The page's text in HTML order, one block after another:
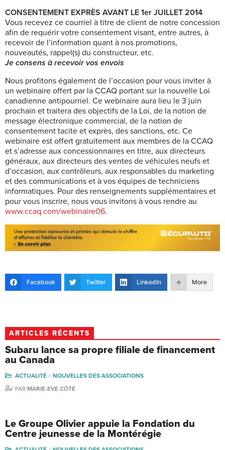
CONSENTEMENT EXPRÈS AVANT LE 1er JUILLET 2014
Vous recevez ce courriel à titre de client de notre concession
afin de requérir votre consentement visant, entre autres, à
recevoir de l’information quant à nos promotions,
nouveautés, rappel(s) du constructeur, etc.
Je consens à recevoir vos envois
Nous profitons également de l’occasion pour vous inviter à
un webinaire offert par la CCAQ portant sur la nouvelle Loi
canadienne antipourriel. Ce webinaire aura lieu le 3 juin
prochain et traitera des objectifs de la Loi, de la notion de
message électronique commercial, de la notion de
consentement tacite et exprès, des sanctions, etc. Ce
webinaire est offert gratuitement aux membres de la CCAQ
et s’adresse aux concessionnaires en titre, aux directeurs
généraux, aux directeurs des ventes de véhicules neufs et
d’occasion, aux contrôleurs, aux responsables du marketing
et des communications et à vos équipes de techniciens
informatiques. Pour des renseignements supplémentaires et
pour vous inscrire, nous vous invitons à vous rendre au
www.ccaq.com/webinaire06.
Facebook Twitter LinkedIn More
ARTICLES RÉCENTS
Subaru lance sa propre filiale de financement
au Canada
ACTUALITÉ
NOUVELLES DES ASSOCIATIONS
PAR MARIE-EVE CÔTÉ
Le Groupe Olivier appuie la Fondation du
Centre jeunesse de la Montérégie